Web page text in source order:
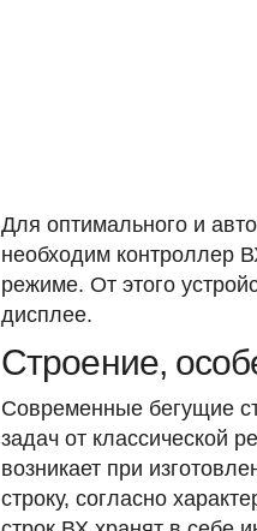
Для оптимального и
необходим контроллер
режиме. От этого
дисплее.
Строение,
Современные бегущие
задач от классической
возникает при
строку, согласно